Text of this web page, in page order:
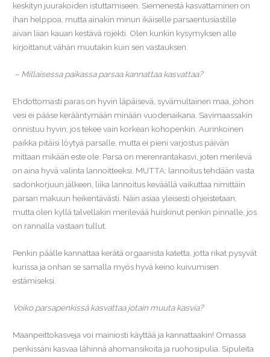
keskityn juurakoiden istuttamiseen. Siemenestä kasvattaminen on
ihan helppoa, mutta ainakin minun ikäiselle parsaentusiastille
aivan liian kauan kestävä rojekti. Olen kunkin kysymyksen alle
kirjoittanut vähän muutakin kuin sen vastauksen.
– Millaisessa paikassa parsaa kannattaa kasvattaa?
Ehdottomasti paras on hyvin läpäisevä, syvämultainen maa, johon
vesi ei pääse kerääntymään minään vuodenaikana. Savimaassakin
onnistuu hyvin, jos tekee vain korkean kohopenkin. Aurinkoinen
paikka pitäisi löytyä parsalle, mutta ei pieni varjostus päivän
mittaan mikään este ole. Parsa on merenrantakasvi, joten merilevä
on aina hyvä valinta lannoitteeksi. MUTTA: lannoitus tehdään vasta
sadonkorjuun jälkeen, liika lannoitus keväällä vaikuttaa nimittäin
parsan makuun heikentävästi. Näin asiaa yleisesti ohjeistetaan,
mutta olen kyllä talvellakin merilevää huiskinut penkin pinnalle, jos
on rannalla vastaan tullut.
Penkin päälle kannattaa kerätä orgaanista katetta, jotta rikat pysyvät
kurissa ja onhan se samalla myös hyvä keino kuivumisen
estämiseksi.
Voiko parsapenkissä kasvattaa jotain muuta kasvia?
Maanpeittokasveja voi mainiosti käyttää ja kannattaakin! Omassa
penkissäni kasvaa lähinnä ahomansikoita ja ruohosipulia. Sipuleita